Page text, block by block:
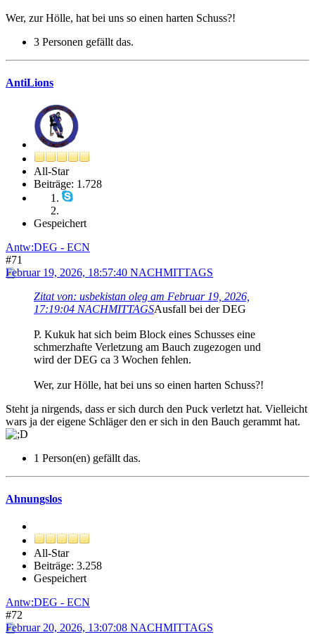
Wer, zur Hölle, hat bei uns so einen harten Schuss?!
3 Personen gefällt das.
AntiLions
All-Star
Beiträge: 1.728
Gespeichert
Antw:DEG - ECN
#71
Februar 19, 2026, 18:57:40 NACHMITTAGS
Zitat von: usbekistan oleg am Februar 19, 2026,
17:19:04 NACHMITTAGSAusfall bei der DEG
P. Kukuk hat sich beim Block eines Schusses eine
schmerzhafte Verletzung am Bauch zugezogen und
wird der DEG ca 3 Wochen fehlen.
Wer, zur Hölle, hat bei uns so einen harten Schuss?!
Steht ja nirgends, dass er sich durch den Puck verletzt hat. Vielleicht
wars ja der eigene Schläger den er sich in den Bauch gerammt hat.
1 Person(en) gefällt das.
Ahnungslos
All-Star
Beiträge: 3.258
Gespeichert
Antw:DEG - ECN
#72
Februar 20, 2026, 13:07:08 NACHMITTAGS